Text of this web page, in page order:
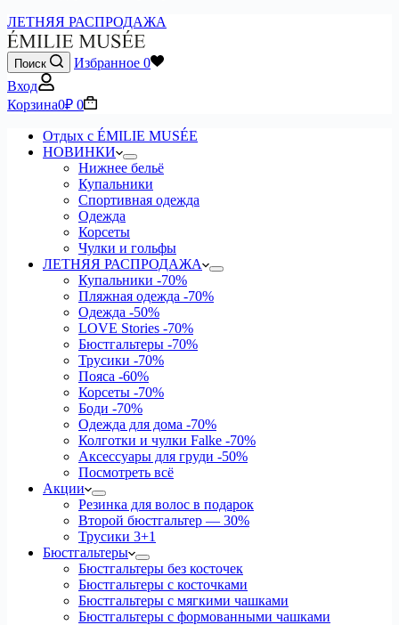
ЛЕТНЯЯ РАСПРОДАЖА
Поиск Избранное 0
Вход
Корзина0₽ 0
Отдых с ÉMILIE MUSÉE
НОВИНКИ
Нижнее бельё
Купальники
Спортивная одежда
Одежда
Корсеты
Чулки и гольфы
ЛЕТНЯЯ РАСПРОДАЖА
Купальники -70%
Пляжная одежда -70%
Одежда -50%
LOVE Stories -70%
Бюстгальтеры -70%
Трусики -70%
Пояса -60%
Корсеты -70%
Боди -70%
Одежда для дома -70%
Колготки и чулки Falke -70%
Аксессуары для груди -50%
Посмотреть всё
Акции
Резинка для волос в подарок
Второй бюстгальтер — 30%
Трусики 3+1
Бюстгальтеры
Бюстгальтеры без косточек
Бюстгальтеры с косточками
Бюстгальтеры с мягкими чашками
Бюстгальтеры с формованными чашками